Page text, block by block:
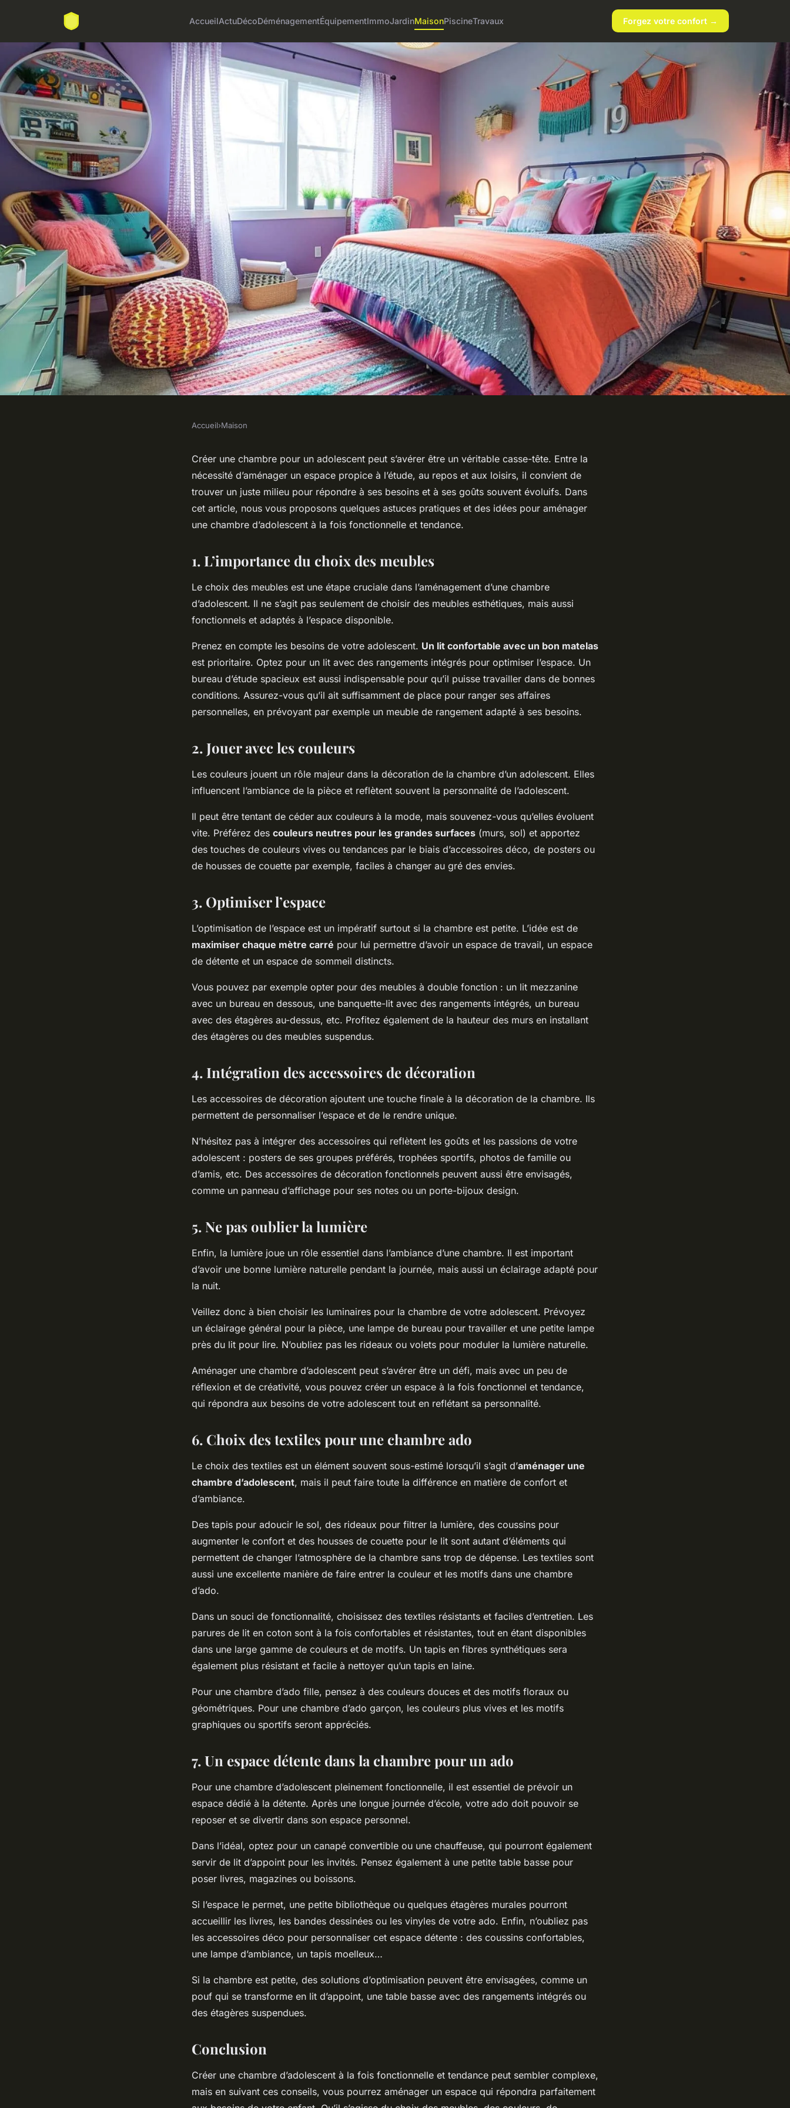
AccueilActuDécoDéménagementÉquipementImmoJardinMaisonPiscineTravaux Forgez votre confort →
Quels sont les moyens pour créer une
chambre d'adolescent à la fois
fonctionnelle et tendance ?
Accueil›Maison
Créer une chambre pour un adolescent peut s’avérer être un véritable casse-tête. Entre la
nécessité d’aménager un espace propice à l’étude, au repos et aux loisirs, il convient de
trouver un juste milieu pour répondre à ses besoins et à ses goûts souvent évoluifs. Dans
cet article, nous vous proposons quelques astuces pratiques et des idées pour aménager
une chambre d’adolescent à la fois fonctionnelle et tendance.
1. L’importance du choix des meubles
Le choix des meubles est une étape cruciale dans l’aménagement d’une chambre
d’adolescent. Il ne s’agit pas seulement de choisir des meubles esthétiques, mais aussi
fonctionnels et adaptés à l’espace disponible.
Prenez en compte les besoins de votre adolescent. Un lit confortable avec un bon matelas
est prioritaire. Optez pour un lit avec des rangements intégrés pour optimiser l’espace. Un
bureau d’étude spacieux est aussi indispensable pour qu’il puisse travailler dans de bonnes
conditions. Assurez-vous qu’il ait suffisamment de place pour ranger ses affaires
personnelles, en prévoyant par exemple un meuble de rangement adapté à ses besoins.
2. Jouer avec les couleurs
Les couleurs jouent un rôle majeur dans la décoration de la chambre d’un adolescent. Elles
influencent l’ambiance de la pièce et reflètent souvent la personnalité de l’adolescent.
Il peut être tentant de céder aux couleurs à la mode, mais souvenez-vous qu’elles évoluent
vite. Préférez des couleurs neutres pour les grandes surfaces (murs, sol) et apportez
des touches de couleurs vives ou tendances par le biais d’accessoires déco, de posters ou
de housses de couette par exemple, faciles à changer au gré des envies.
3. Optimiser l’espace
L’optimisation de l’espace est un impératif surtout si la chambre est petite. L’idée est de
maximiser chaque mètre carré pour lui permettre d’avoir un espace de travail, un espace
de détente et un espace de sommeil distincts.
Vous pouvez par exemple opter pour des meubles à double fonction : un lit mezzanine
avec un bureau en dessous, une banquette-lit avec des rangements intégrés, un bureau
avec des étagères au-dessus, etc. Profitez également de la hauteur des murs en installant
des étagères ou des meubles suspendus.
4. Intégration des accessoires de décoration
Les accessoires de décoration ajoutent une touche finale à la décoration de la chambre. Ils
permettent de personnaliser l’espace et de le rendre unique.
N’hésitez pas à intégrer des accessoires qui reflètent les goûts et les passions de votre
adolescent : posters de ses groupes préférés, trophées sportifs, photos de famille ou
d’amis, etc. Des accessoires de décoration fonctionnels peuvent aussi être envisagés,
comme un panneau d’affichage pour ses notes ou un porte-bijoux design.
5. Ne pas oublier la lumière
Enfin, la lumière joue un rôle essentiel dans l’ambiance d’une chambre. Il est important
d’avoir une bonne lumière naturelle pendant la journée, mais aussi un éclairage adapté pour
la nuit.
Veillez donc à bien choisir les luminaires pour la chambre de votre adolescent. Prévoyez
un éclairage général pour la pièce, une lampe de bureau pour travailler et une petite lampe
près du lit pour lire. N’oubliez pas les rideaux ou volets pour moduler la lumière naturelle.
Aménager une chambre d’adolescent peut s’avérer être un défi, mais avec un peu de
réflexion et de créativité, vous pouvez créer un espace à la fois fonctionnel et tendance,
qui répondra aux besoins de votre adolescent tout en reflétant sa personnalité.
6. Choix des textiles pour une chambre ado
Le choix des textiles est un élément souvent sous-estimé lorsqu’il s’agit d’aménager une
chambre d’adolescent, mais il peut faire toute la différence en matière de confort et
d’ambiance.
Des tapis pour adoucir le sol, des rideaux pour filtrer la lumière, des coussins pour
augmenter le confort et des housses de couette pour le lit sont autant d’éléments qui
permettent de changer l’atmosphère de la chambre sans trop de dépense. Les textiles sont
aussi une excellente manière de faire entrer la couleur et les motifs dans une chambre
d’ado.
Dans un souci de fonctionnalité, choisissez des textiles résistants et faciles d’entretien. Les
parures de lit en coton sont à la fois confortables et résistantes, tout en étant disponibles
dans une large gamme de couleurs et de motifs. Un tapis en fibres synthétiques sera
également plus résistant et facile à nettoyer qu’un tapis en laine.
Pour une chambre d’ado fille, pensez à des couleurs douces et des motifs floraux ou
géométriques. Pour une chambre d’ado garçon, les couleurs plus vives et les motifs
graphiques ou sportifs seront appréciés.
7. Un espace détente dans la chambre pour un ado
Pour une chambre d’adolescent pleinement fonctionnelle, il est essentiel de prévoir un
espace dédié à la détente. Après une longue journée d’école, votre ado doit pouvoir se
reposer et se divertir dans son espace personnel.
Dans l’idéal, optez pour un canapé convertible ou une chauffeuse, qui pourront également
servir de lit d’appoint pour les invités. Pensez également à une petite table basse pour
poser livres, magazines ou boissons.
Si l’espace le permet, une petite bibliothèque ou quelques étagères murales pourront
accueillir les livres, les bandes dessinées ou les vinyles de votre ado. Enfin, n’oubliez pas
les accessoires déco pour personnaliser cet espace détente : des coussins confortables,
une lampe d’ambiance, un tapis moelleux…
Si la chambre est petite, des solutions d’optimisation peuvent être envisagées, comme un
pouf qui se transforme en lit d’appoint, une table basse avec des rangements intégrés ou
des étagères suspendues.
Conclusion
Créer une chambre d’adolescent à la fois fonctionnelle et tendance peut sembler complexe,
mais en suivant ces conseils, vous pourrez aménager un espace qui répondra parfaitement